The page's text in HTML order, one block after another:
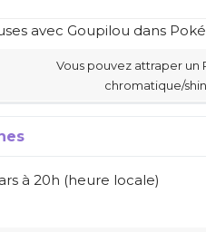
avec Goupilou dans
Vous pouvez attraper un
chromatique/
à 20h (heure locale)